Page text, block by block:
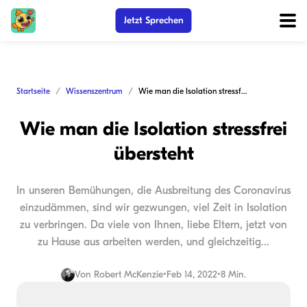
Jetzt Sprechen
Startseite Wissenszentrum Wie man die Isolation stressfrei übersteht
Wie man die Isolation stressfrei
übersteht
In unseren Bemühungen, die Ausbreitung des Coronavirus
einzudämmen, sind wir gezwungen, viel Zeit in Isolation
zu verbringen. Da viele von Ihnen, liebe Eltern, jetzt von
zu Hause aus arbeiten werden, und gleichzeitig...
Von Robert McKenzie•Feb 14, 2022•8 Min.